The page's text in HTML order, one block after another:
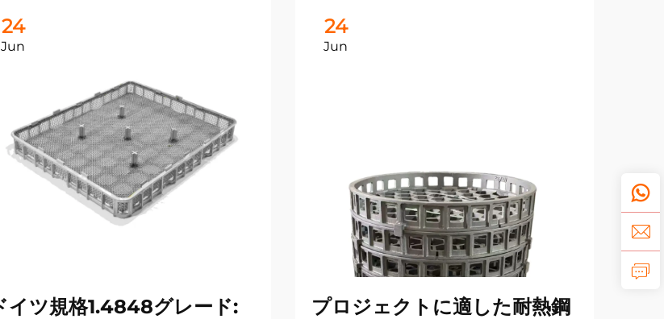
24
Jun
イツ規格1.4848グレード:
24
Jun
プロジェクトに適した耐熱鋼
鋳
の